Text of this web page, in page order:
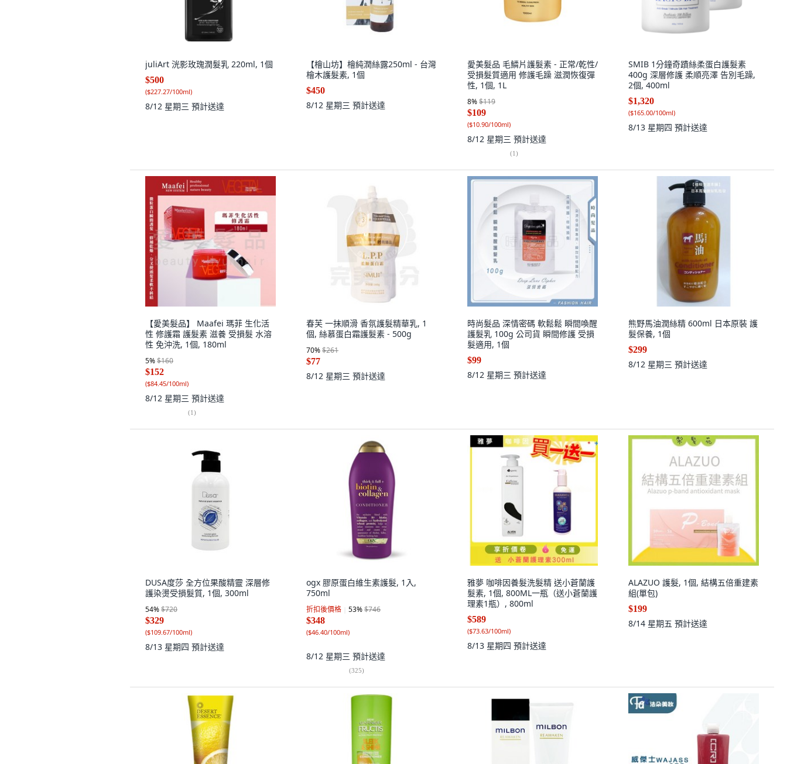
juliArt 洸影玫瑰潤髮乳 220ml, 1個
$500
($227.27/100ml)
8/12 星期三 預計送達
【檜山坊】檜純潤絲露250ml - 台灣
檜木護髮素, 1個
$450
8/12 星期三 預計送達
愛美髮品 毛鱗片護髮素 - 正常/乾性/
受損髮質適用 修護毛躁 滋潤恢復彈
性, 1個, 1L
8%$119
$109
($10.90/100ml)
8/12 星期三 預計送達
(1)
SMIB 1分鐘奇蹟絲柔蛋白護髮素
400g 深層修護 柔順亮澤 告別毛躁,
2個, 400ml
$1,320
($165.00/100ml)
8/13 星期四 預計送達
【愛美髮品】 Maafei 瑪菲 生化活
性 修護霜 護髮素 滋養 受損髮 水溶
性 免沖洗, 1個, 180ml
5%$160
$152
($84.45/100ml)
8/12 星期三 預計送達
(1)
春芙 一抹順滑 香氛護髮精華乳, 1
個, 絲慕蛋白霜護髮素 - 500g
70%$261
$77
8/12 星期三 預計送達
時尚髮品 深情密碼 軟鬆鬆 瞬間喚醒
護髮乳 100g 公司貨 瞬間修護 受損
髮適用, 1個
$99
8/12 星期三 預計送達
熊野馬油潤絲精 600ml 日本原裝 護
髮保養, 1個
$299
8/12 星期三 預計送達
DUSA度莎 全方位果酸精靈 深層修
護染燙受損髮質, 1個, 300ml
54%$720
$329
($109.67/100ml)
8/13 星期四 預計送達
ogx 膠原蛋白維生素護髮, 1入,
750ml
折扣後價格 53%$746
$348
($46.40/100ml)
8/12 星期三 預計送達
(325)
雅夢 咖啡因養髮洗髮精 送小蒼蘭護
髮素, 1個, 800ML一瓶（送小蒼蘭護
理素1瓶）, 800ml
$589
($73.63/100ml)
8/13 星期四 預計送達
ALAZUO 護髮, 1個, 結構五倍重建素
組(單包)
$199
8/14 星期五 預計送達